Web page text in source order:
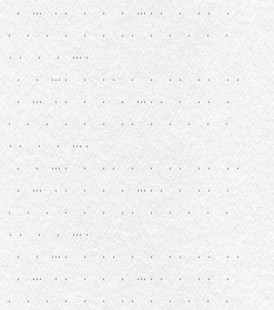
… .. . . . ….. . .. .
. . . . . . .. . . . . .
.. . . ….
. . …. . .. . . .. .. ..
… .. . . . ….. . .. .
. . . . . . .. . . . . .
.. . . ….
. . …. . .. . . .. .. ..
… .. . . . ….. . .. .
. . . . . . .. . . . . .
.. . . ….
. . …. . .. . . .. .. ..
… .. . . . ….. . .. .
. . . . . . .. . . . . .